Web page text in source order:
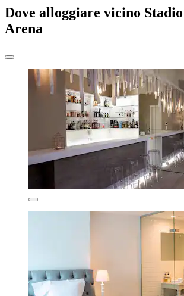
Dove alloggiare vicino
Arena